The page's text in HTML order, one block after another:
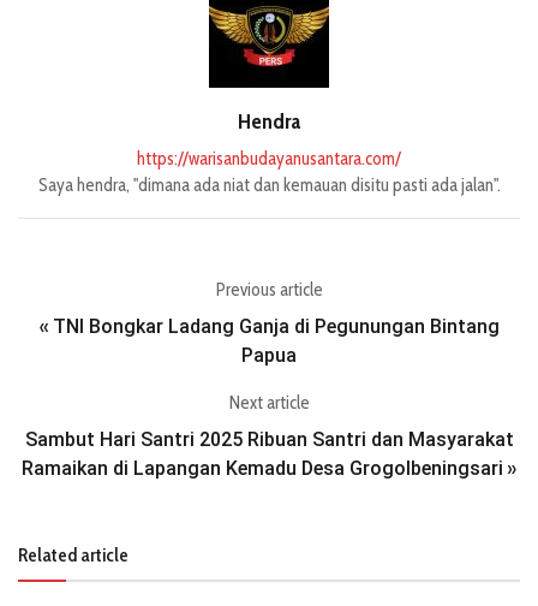
Hendra
https://warisanbudayanusantara.com/
Saya hendra, "dimana ada niat dan kemauan disitu pasti ada jalan".
Previous article
« TNI Bongkar Ladang Ganja di Pegunungan Bintang
Papua
Next article
Sambut Hari Santri 2025 Ribuan Santri dan Masyarakat
Ramaikan di Lapangan Kemadu Desa Grogolbeningsari »
Related article